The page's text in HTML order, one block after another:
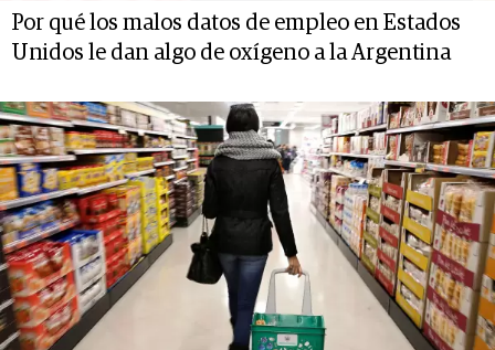
Por qué los malos datos de empleo en Estados
Unidos le dan algo de oxígeno a la Argentina